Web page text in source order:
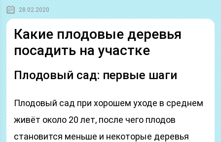
28.02.2020
Какие плодовые деревья
посадить на участке
Плодовый сад: первые шаги
Плодовый сад при хорошем уходе в среднем
живёт около 20 лет, после чего плодов
становится меньше и некоторые деревья